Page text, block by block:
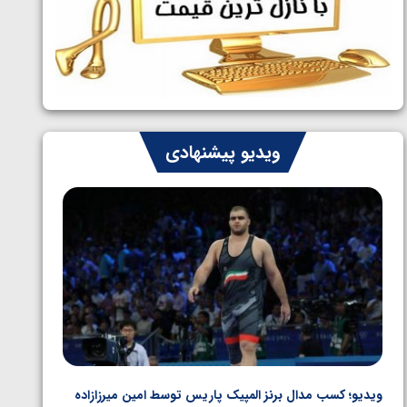
دوم کشتی فرنگی نوجوانان جهان
1405/05/06
ویدیو پیشنهادی
ویدیو؛ کسب مدال برنز المپیک پاریس توسط امین میرزازاده